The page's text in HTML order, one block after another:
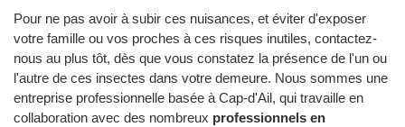
Pour ne pas avoir à subir ces nuisances, et éviter d'exposer
votre famille ou vos proches à ces risques inutiles, contactez-
nous au plus tôt, dès que vous constatez la présence de l'un ou
l'autre de ces insectes dans votre demeure. Nous sommes une
entreprise professionnelle basée à Cap-d'Ail, qui travaille en
collaboration avec des nombreux professionnels en